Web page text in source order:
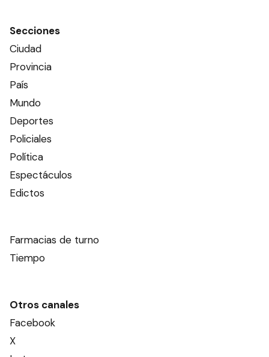
Secciones
Ciudad
Provincia
País
Mundo
Deportes
Policiales
Política
Espectáculos
Edictos
Farmacias de turno
Tiempo
Otros canales
Facebook
X